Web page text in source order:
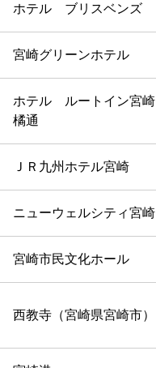
ホテル ブリスベンズ
宮崎グリーンホテル
ホテル ルートイン宮崎
橘通
ＪＲ九州ホテル宮崎
ニューウェルシティ宮崎
宮崎市民文化ホール
西教寺（宮崎県宮崎市）